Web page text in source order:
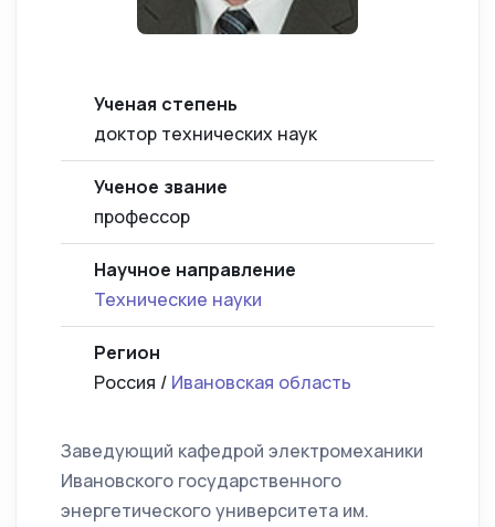
Ученая степень
доктор технических наук
Ученое звание
профессор
Научное направление
Технические науки
Регион
Россия / Ивановская область
Заведующий кафедрой электромеханики
Ивановского государственного
энергетического университета им.